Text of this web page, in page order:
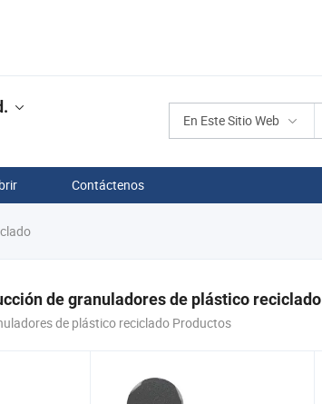
En Este Sitio Web
Contáctenos
de granuladores de plástico reciclado
de plástico reciclado Productos